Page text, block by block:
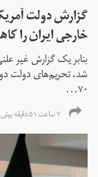
خارجی ایران را
بنابر یک گزارش غیر
۷۰...
۷ ساعت ۵۱ دقیقه پیش